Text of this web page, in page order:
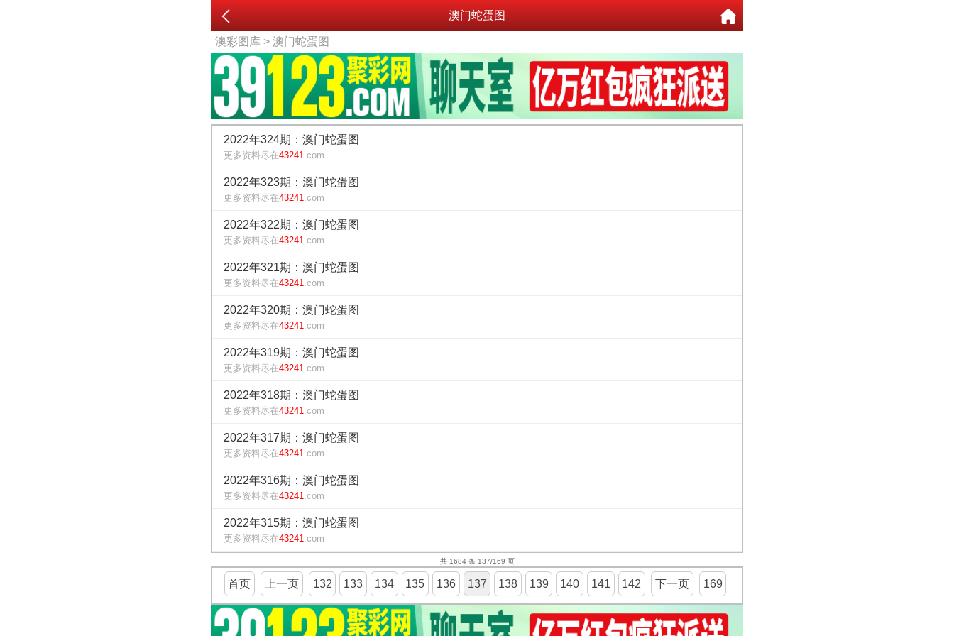
澳门蛇蛋图
澳彩图库 > 澳门蛇蛋图
2022年324期：澳门蛇蛋图
更多资料尽在43241.com
2022年323期：澳门蛇蛋图
更多资料尽在43241.com
2022年322期：澳门蛇蛋图
更多资料尽在43241.com
2022年321期：澳门蛇蛋图
更多资料尽在43241.com
2022年320期：澳门蛇蛋图
更多资料尽在43241.com
2022年319期：澳门蛇蛋图
更多资料尽在43241.com
2022年318期：澳门蛇蛋图
更多资料尽在43241.com
2022年317期：澳门蛇蛋图
更多资料尽在43241.com
2022年316期：澳门蛇蛋图
更多资料尽在43241.com
2022年315期：澳门蛇蛋图
更多资料尽在43241.com
共 1684 条 137/169 页
首页 上一页 132 133 134 135 136 137 138 139 140 141 142 下一页 169